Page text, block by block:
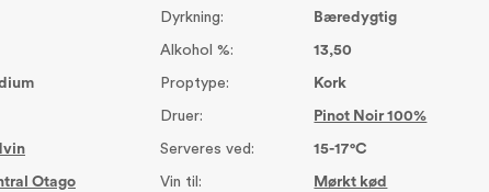
Otago
Dyrkning: Bæredygtig
Alkohol %: 13,50
Proptype: Kork
Druer: Pinot Noir 100%
Serveres ved: 15-17°C
Vin til:
Mørkt kød